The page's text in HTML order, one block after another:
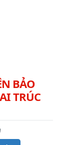
BẢO
TRÚC